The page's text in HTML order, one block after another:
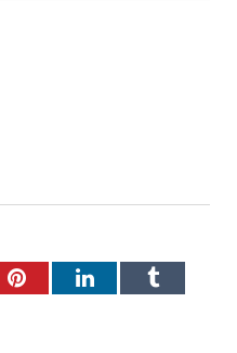
PinterestLinkedInTumblr